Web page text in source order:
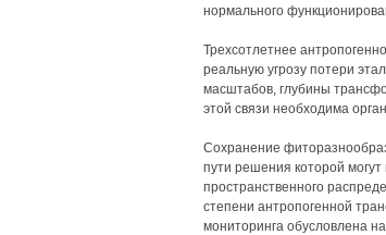
нормального
Трехсотлетнее
реальную угрозу потери
масштабов, глубины
этой связи необходима
Сохранение
пути решения которой
пространственного
степени антропогенной
мониторинга обусловлена